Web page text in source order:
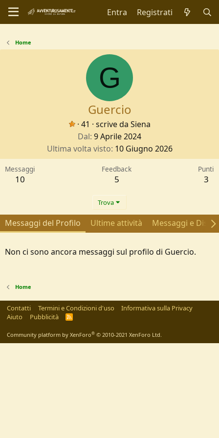
Entra Registrati
Home
G
Guercio
· 41 · scrive da Siena
Dal 9 Aprile 2024
Ultima volta visto 10 Giugno 2026
Messaggi
10
Feedback
5
Punti
3
Trova
Messaggi del Profilo Ultime attività Messaggi e
Non ci sono ancora messaggi sul profilo di Guercio.
Home
Contatti Termini e Condizioni d'uso
Informativa sulla Privacy
Aiuto
Pubblicità
R
Community platform by XenForo® © 2010-2021 XenForo Ltd.